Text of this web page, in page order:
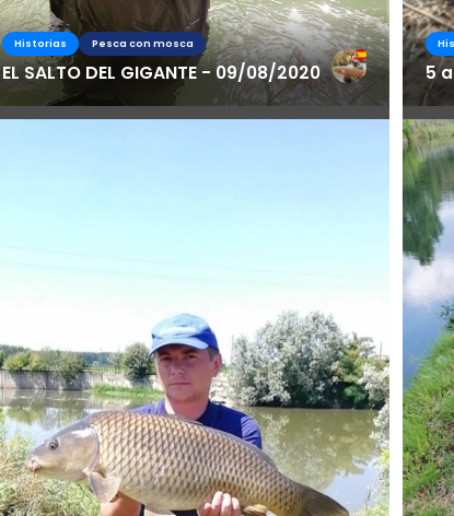
Historias Pesca con mosca
EL SALTO DEL GIGANTE - 09/08/2020 5